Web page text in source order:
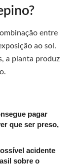
entre
ao sol.
a planta produz
pagar
que ser preso,
acidente
sobre o